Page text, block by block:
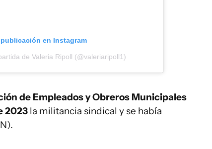
publicación en Instagram
de Valeria Ripoll (@valeriaripoll1)
de Empleados y Obreros Municipales
2023 la militancia sindical y se había